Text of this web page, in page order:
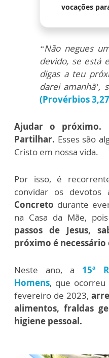
vocações
“Não negues
devido, se está
digas a teu
darei amanhã’,
(Provérbios
Ajudar o próximo.
Partilhar. Esses são
Cristo em nossa vida.
Por isso, é
convidar os devotos
Concreto durante
na Casa da Mãe, pois
passos de Jesus,
próximo é
Neste ano, a 15ª
Homens, que
fevereiro de 2023,
alimentos, fraldas
higiene pessoal.